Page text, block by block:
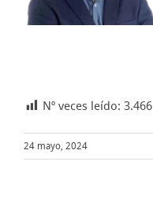
Nº veces leído: 3.466
24 mayo, 2024